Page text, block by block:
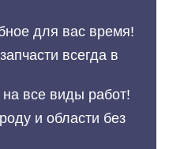
для вас время!
всегда в
все виды работ!
и области без